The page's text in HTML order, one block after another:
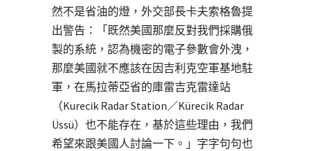
然不是省油的燈，外交部長卡夫索格魯提
出警告：「既然美國那麼反對我們採購俄
製的系統，認為機密的電子參數會外洩，
那麼美國就不應該在因吉利克空軍基地駐
軍，在馬拉蒂亞省的庫雷吉克雷達站
（Kurecik Radar Station／Kürecik Radar
Üssü）也不能存在，基於這些理由，我們
希望來跟美國人討論一下。」字字句句也